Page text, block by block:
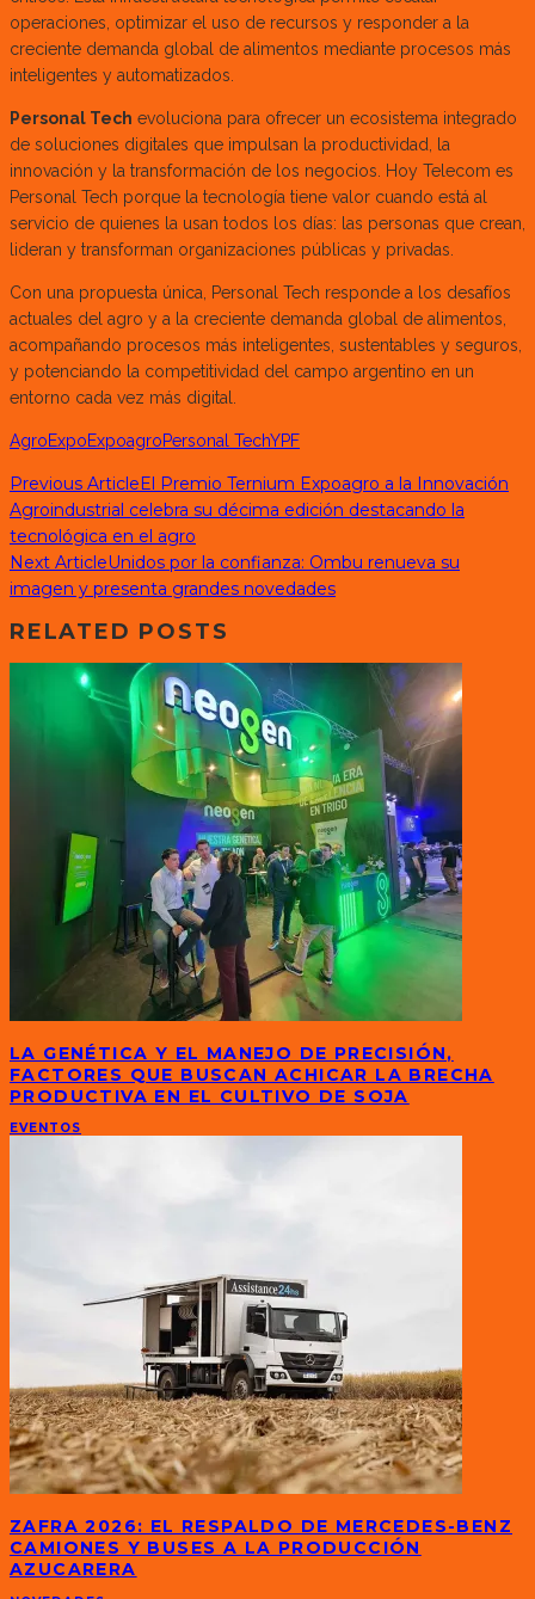
operaciones, optimizar el uso de recursos y responder a la
creciente demanda global de alimentos mediante procesos más
inteligentes y automatizados.
Personal Tech evoluciona para ofrecer un ecosistema integrado
de soluciones digitales que impulsan la productividad, la
innovación y la transformación de los negocios. Hoy Telecom es
Personal Tech porque la tecnología tiene valor cuando está al
servicio de quienes la usan todos los días: las personas que crean,
lideran y transforman organizaciones públicas y privadas.
Con una propuesta única, Personal Tech responde a los desafíos
actuales del agro y a la creciente demanda global de alimentos,
acompañando procesos más inteligentes, sustentables y seguros,
y potenciando la competitividad del campo argentino en un
entorno cada vez más digital.
AgroExpoExpoagroPersonal TechYPF
Previous Article El Premio Ternium Expoagro a la Innovación
Agroindustrial celebra su décima edición destacando la
tecnológica en el agro
Next ArticleUnidos por la confianza: Ombu renueva su
imagen y presenta grandes novedades
RELATED POSTS
LA GENÉTICA Y EL MANEJO DE PRECISIÓN,
FACTORES QUE BUSCAN ACHICAR LA BRECHA
PRODUCTIVA EN EL CULTIVO DE SOJA
EVENTOS
ZAFRA 2026: EL RESPALDO DE MERCEDES-BENZ
CAMIONES Y BUSES A LA PRODUCCIÓN
AZUCARERA